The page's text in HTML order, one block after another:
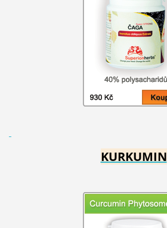
KURKUMIN